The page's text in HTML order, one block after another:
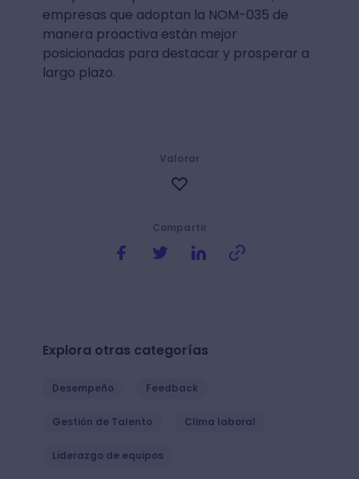
empresas que adoptan la NOM-035 de
manera proactiva están mejor
posicionadas para destacar y prosperar a
largo plazo.
Compartir
Valorar
Explora otras categorías
Desempeño Feedback
Gestión de Talento Clima laboral
Liderazgo de equipos